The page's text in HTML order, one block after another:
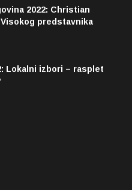
2022: Christian
predstavnika
Lokalni izbori – rasplet